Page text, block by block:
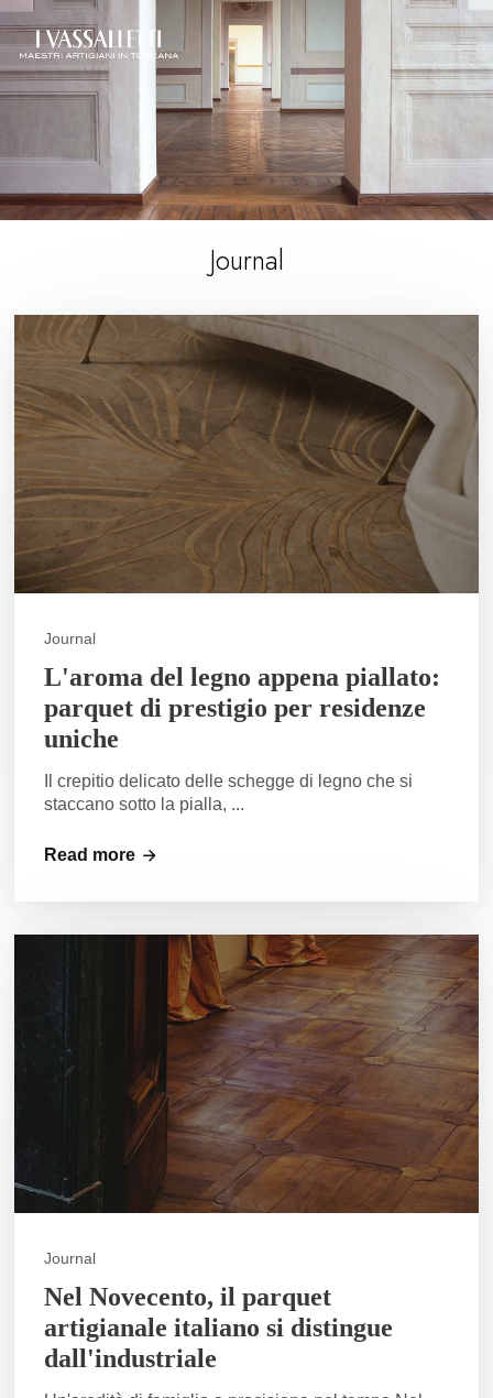
Journal
Journal
L'aroma del legno appena piallato:
parquet di prestigio per residenze
uniche
Il crepitio delicato delle schegge di legno che si
staccano sotto la pialla, ...
Read more
Journal
Nel Novecento, il parquet
artigianale italiano si distingue
dall'industriale